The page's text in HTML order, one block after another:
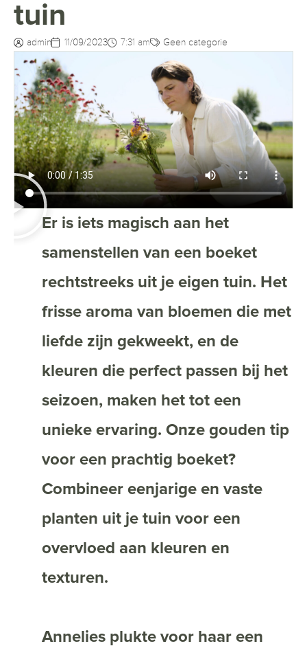
tuin
admin 11/09/2023 7:31 am Geen categorie
Er is iets magisch aan het
samenstellen van een boeket
rechtstreeks uit je eigen tuin. Het
frisse aroma van bloemen die met
liefde zijn gekweekt, en de
kleuren die perfect passen bij het
seizoen, maken het tot een
unieke ervaring. Onze gouden tip
voor een prachtig boeket?
Combineer eenjarige en vaste
planten uit je tuin voor een
overvloed aan kleuren en
texturen.
Annelies plukte voor haar een